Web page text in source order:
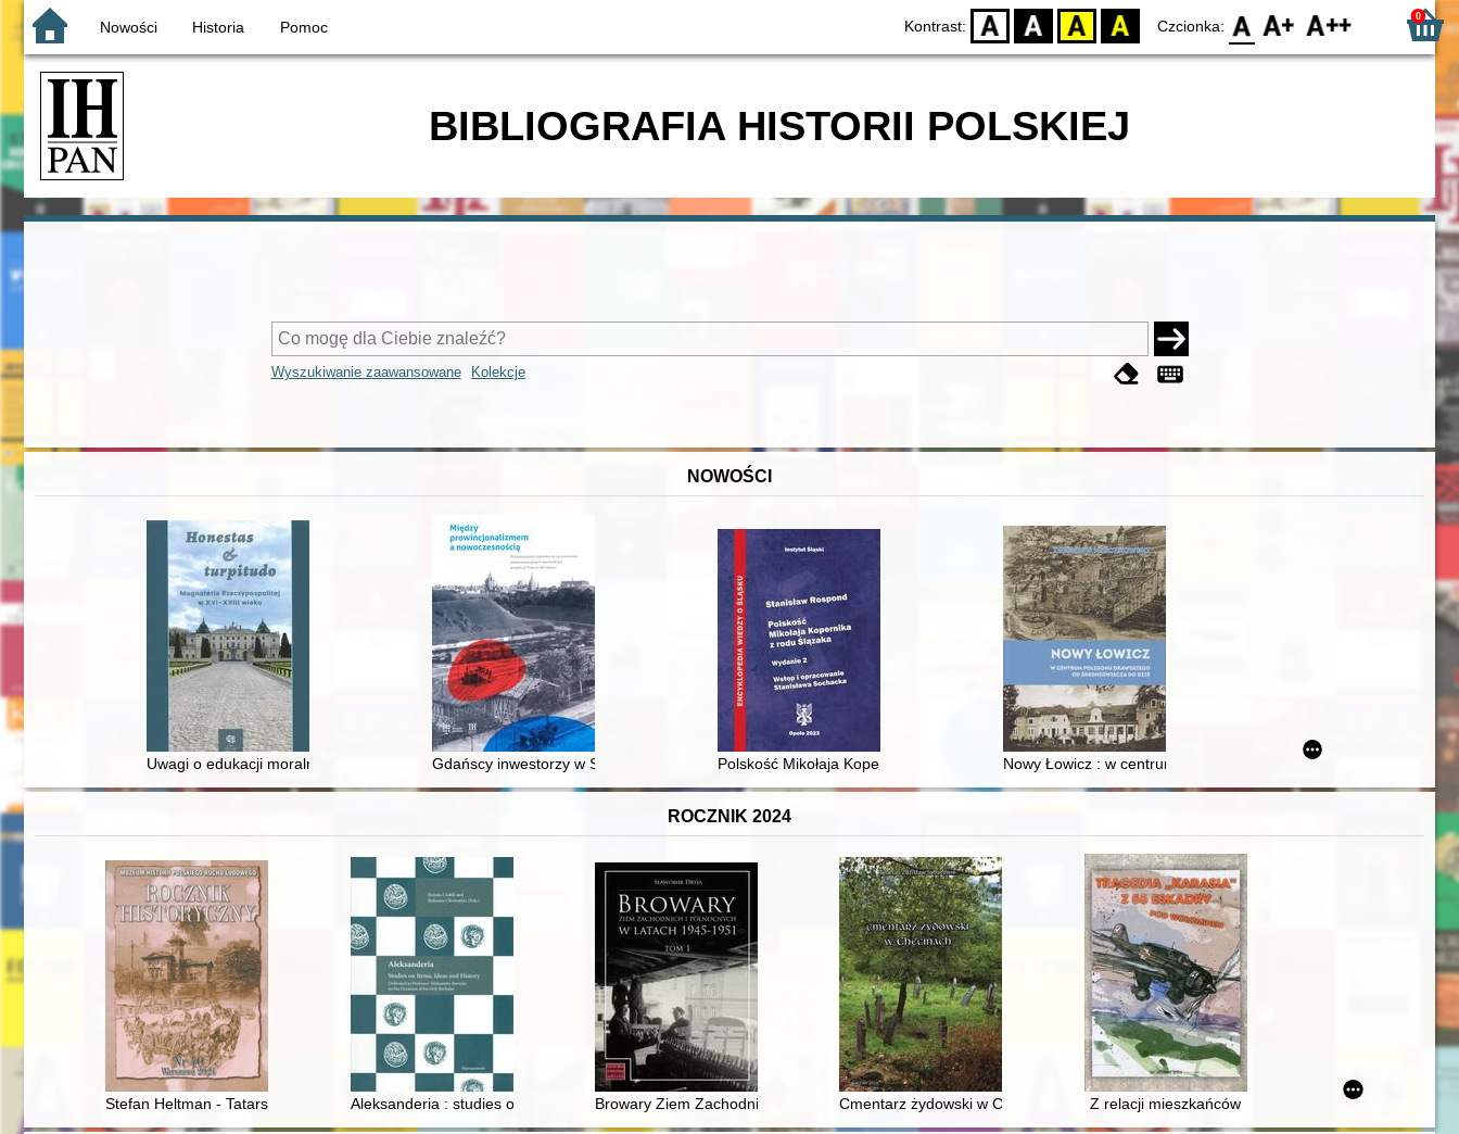
Nowości Historia Pomoc Kontrast: D BW YB BY Czcionka: F0 F1 F2 0
BIBLIOGRAFIA HISTORII POLSKIEJ
Wyszukiwanie zaawansowane Kolekcje
NOWOŚCI
Uwagi o edukacji moralnej synów szlacheckich w XVI-wiecznej RzeczypospolitejGdańscy inwestorzy w Sopocie : prestiż finansowy i towarzyski lokalnego mieszczaństwa w 2. poł. XIX w
Polskość Mikołaja Kopernika z rodu ŚlązakaNowy Łowicz : w centrum poligonu drawskiego od średniowiecza
ROCZNIK 2024
Stefan Heltman - Tatarszczyzna - Centralna Polska Szkoła Młodzieży Włościańskiej (Chłopskiej) w BSRS = Stefan Heltman - Tatarszczyzna - Central Polish Peasant Youth School at BSRS
Aleksanderia : studies on items, ideas and history : dedicated to Professor Aleksander Bursche on the occasion of his 65th birthday
Browary Ziem Zachodnich i Północnych w latach 1945-1951. T. 1Cmentarz żydowski w Chęcinach = Bet ha-ḳevarot ha-yehudi be-Ḥents'in = The Jewish
Z relacji mieszkańców